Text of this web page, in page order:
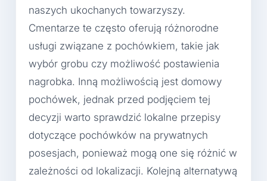
naszych ukochanych towarzyszy.
Cmentarze te często oferują różnorodne
usługi związane z pochówkiem, takie jak
wybór grobu czy możliwość postawienia
nagrobka. Inną możliwością jest domowy
pochówek, jednak przed podjęciem tej
decyzji warto sprawdzić lokalne przepisy
dotyczące pochówków na prywatnych
posesjach, ponieważ mogą one się różnić w
zależności od lokalizacji. Kolejną alternatywą